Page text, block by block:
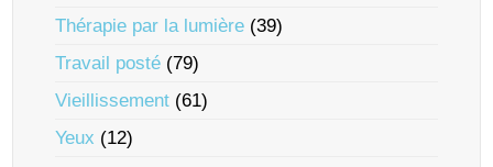
Thérapie par la lumière (39)
Travail posté (79)
Vieillissement (61)
Yeux (12)